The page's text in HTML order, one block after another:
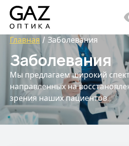
Главная Заболевания
Заболевания
Мы предлагаем широкий
направленных на
зрения наших пациентов.